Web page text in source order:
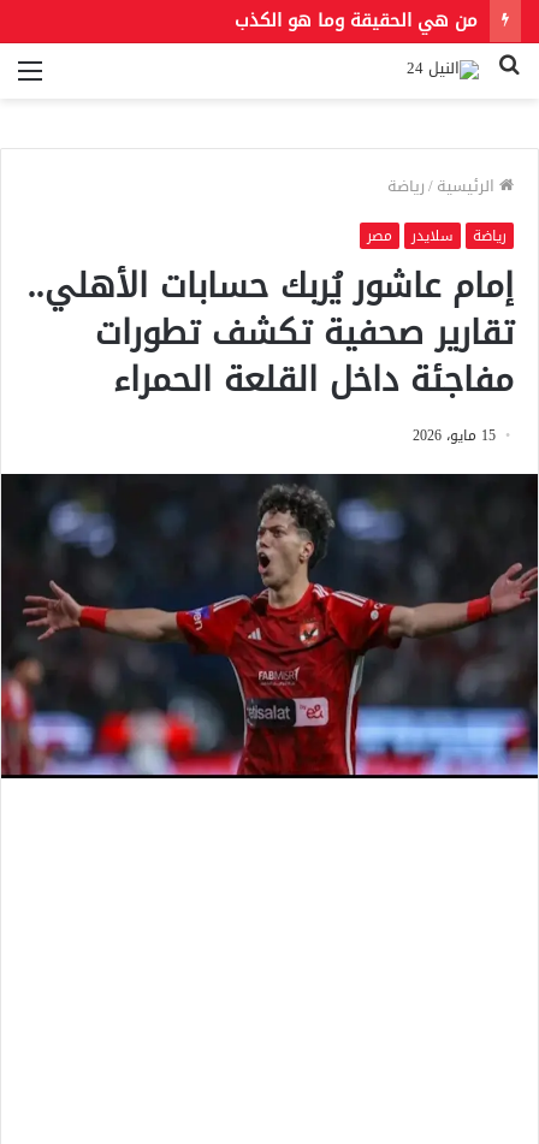
من هي الحقيقة وما هو الكذب
بحث
الرئيسية/رياضة
رياضة سلايدر مصر
إمام عاشور يُربك حسابات الأهلي..
تقارير صحفية تكشف تطورات
مفاجئة داخل القلعة الحمراء
15 مايو، 2026